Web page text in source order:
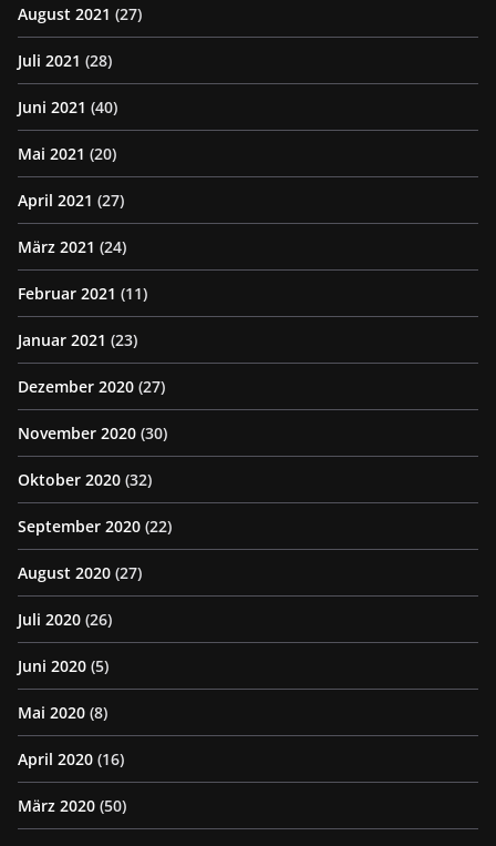
August 2021 (27)
Juli 2021 (28)
Juni 2021 (40)
Mai 2021 (20)
April 2021 (27)
März 2021 (24)
Februar 2021 (11)
Januar 2021 (23)
Dezember 2020 (27)
November 2020 (30)
Oktober 2020 (32)
September 2020 (22)
August 2020 (27)
Juli 2020 (26)
Juni 2020 (5)
Mai 2020 (8)
April 2020 (16)
März 2020 (50)